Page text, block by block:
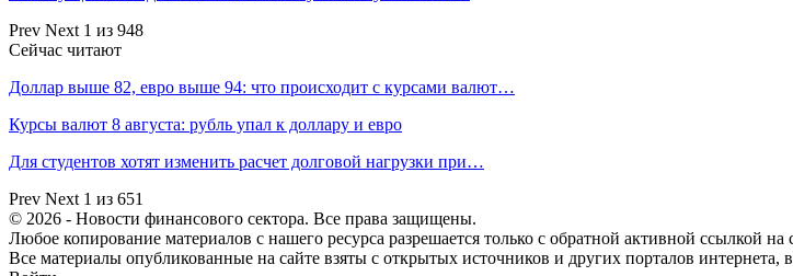
Prev Next 1 из 948
Сейчас читают
Доллар выше 82, евро выше 94: что происходит с курсами валют…
Курсы валют 8 августа: рубль упал к доллару и евро
Для студентов хотят изменить расчет долговой нагрузки при…
Prev Next 1 из 651
© 2026 - Новости финансового сектора. Все права защищены.
Любое копирование материалов с нашего ресурса разрешается только с обратной активной ссылкой на
Все материалы опубликованные на сайте взяты с открытых источников и других порталов интернета,